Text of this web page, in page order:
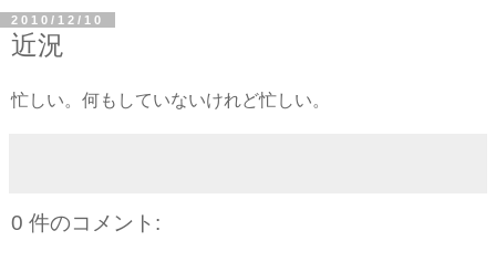
2010/12/10
近況
忙しい。何もしていないけれど忙しい。
0 件のコメント: